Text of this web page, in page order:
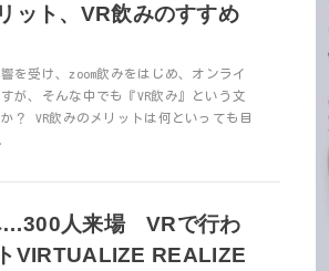
ット、VR飲みのすすめ
を受け、zoom飲みをはじめ、オンライ
が、そんな中でも『VR飲み』という文
？ VR飲みのメリットは何といっても目
…300人来場 VRで行わ
VIRTUALIZE REALIZE